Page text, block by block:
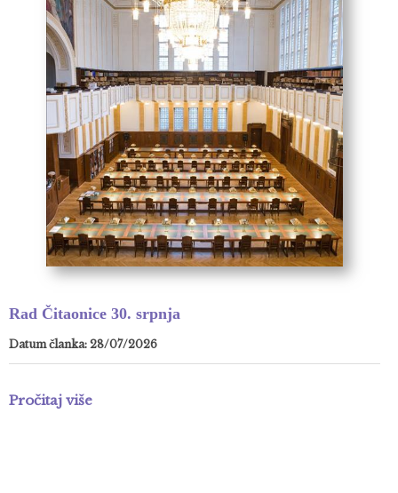
Rad Čitaonice 30. srpnja
Datum članka: 28/07/2026
Pročitaj više